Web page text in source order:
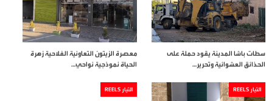
سطات باشا المدينة يقود حملة على
الحذائق العشوائية وتحرير…
معصرة الزيتون التعاونية الفلاحية زهرة
الحياة نموذجية نواحي…
التيار REELS التيار REELS